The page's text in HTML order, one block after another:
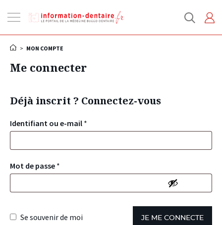
la
> MON COMPTE
Me connecter
Déjà inscrit ? Connectez-vous
Identifiant ou e-mail *
Mot de passe *
Se souvenir de moi JE ME CONNECTE